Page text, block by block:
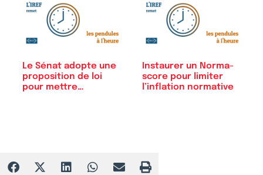
Le Sénat adopte une
proposition de loi
pour mettre…
Instaurer un Norma-
score pour limiter
l’inflation normative